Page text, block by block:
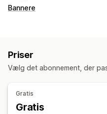
Bannere
GDPR-overholdelse
Produktside Promovering
Priser
Vælg det abonnement, der
Gratis
Gratis